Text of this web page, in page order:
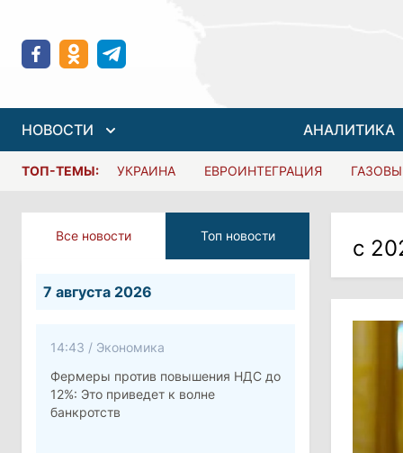
НОВОСТИ АНАЛИТИКА
ТОП-ТЕМЫ: УКРАИНА ЕВРОИНТЕГРАЦИЯ
Все новости Топ новости
7 августа 2026
14:43 / Экономика
Фермеры против повышения НДС до
12%: Это приведет к волне
банкротств
с